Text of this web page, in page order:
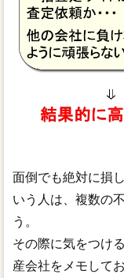
面倒でも絶対に損
いう人は、複数の
う。
その際に気をつけ
産会社をメモして